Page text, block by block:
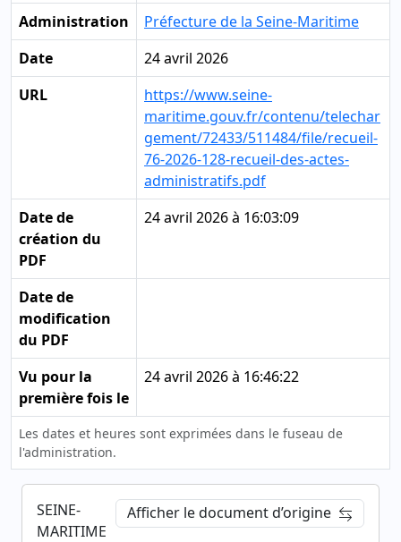
Administration
Préfecture de la Seine-Maritime
Date
24 avril 2026
URL
https://www.seine-
maritime.gouv.fr/contenu/telechar
gement/72433/511484/file/recueil-
76-2026-128-recueil-des-actes-
administratifs.pdf
Date de
création du
PDF
24 avril 2026 à 16:03:09
Date de
modification
du PDF
Vu pour la
première fois le
24 avril 2026 à 16:46:22
Les dates et heures sont exprimées dans le fuseau de
l'administration.
Afficher le document d’origine
SEINE-
MARITIME